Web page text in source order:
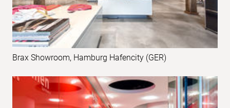
Brax Showroom, Hamburg Hafencity (GER)